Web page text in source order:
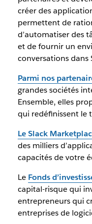
créer des
permettent de
d’automatiser des
et de fournir un
conversations dans
Parmi nos
grandes sociétés
Ensemble, elles
qui redéfinissent le
Le Slack
des milliers
capacités de votre
Le Fonds
capital-risque qui
entrepreneurs qui
entreprises de